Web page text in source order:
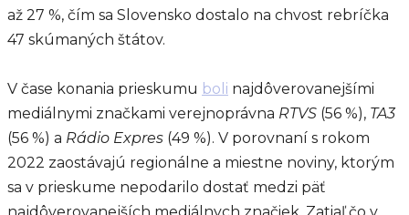
až 27 %, čím sa Slovensko dostalo na chvost rebríčka
47 skúmaných štátov.
V čase konania prieskumu boli najdôverovanejšími
mediálnymi značkami verejnoprávna RTVS (56 %), TA3
(56 %) a Rádio Expres (49 %). V porovnaní s rokom
2022 zaostávajú regionálne a miestne noviny, ktorým
sa v prieskume nepodarilo dostať medzi päť